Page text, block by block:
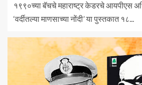
१९९०च्या बॅचचे महाराष्ट्र केडरचे आयपीएस
‘वर्दीतल्या माणसाच्या नोंदी’ या पुस्तकात १८...